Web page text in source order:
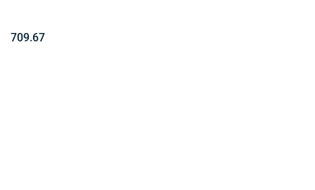
709.67